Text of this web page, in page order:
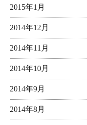
2015年1月
2014年12月
2014年11月
2014年10月
2014年9月
2014年8月